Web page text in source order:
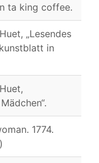
ta king coffee.
„Lesendes
in
1774.